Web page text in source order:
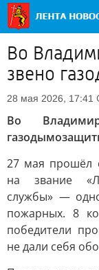
Во
звено
28 мая 2026, 17:41
Во
27 мая прошёл
на звание
службы» —
пожарных. 8
победители
не дали себя